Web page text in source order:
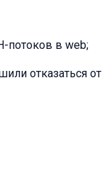
потоков в web;
отказаться от